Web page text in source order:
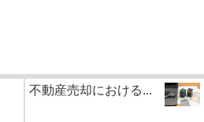
不動産売却における...